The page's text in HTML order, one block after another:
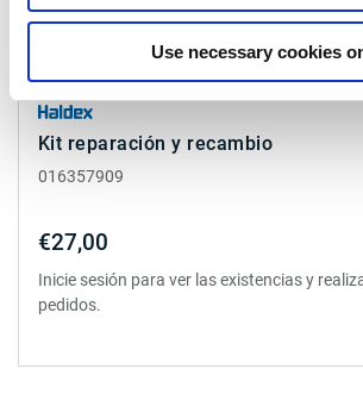
Use necessary cookies
Kit reparación y recambio
016357909
€27,00
Inicie sesión para ver las existencias y
pedidos.